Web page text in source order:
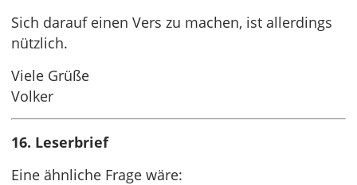
Sich darauf einen Vers zu machen, ist allerdings
nützlich.
Viele Grüße
Volker
16. Leserbrief
Eine ähnliche Frage wäre: